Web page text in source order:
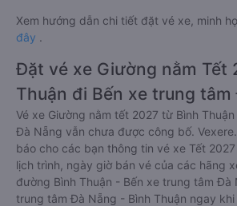
Xem hướng dẫn chi tiết đặt vé xe, minh
đây .
Đặt vé xe Giường nằm Tết
Thuận đi Bến xe trung tâm
Vé xe Giường nằm tết 2027 từ Bình
Đà Nẵng vẫn chưa được công bố.
báo cho các bạn thông tin vé xe Tết 2027
lịch trình, ngày giờ bán vé của các hãng
đường Bình Thuận - Bến xe trung tâm Đà
trung tâm Đà Nẵng - Bình Thuận ngay